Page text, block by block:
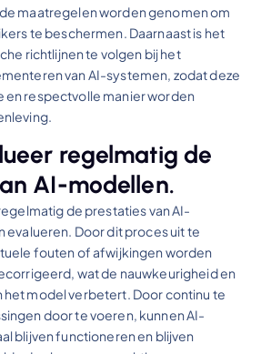
maatregelen worden genomen om
te beschermen. Daarnaast is het
richtlijnen te volgen bij het
van AI-systemen, zodat deze
en respectvolle manier worden
regelmatig de
AI-modellen.
de prestaties van AI-
evalueren. Door dit proces uit te
fouten of afwijkingen worden
wat de nauwkeurigheid en
model verbetert. Door continu te
door te voeren, kunnen AI-
blijven functioneren en blijven